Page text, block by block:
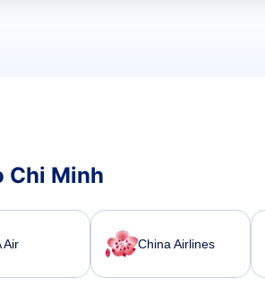
Chi Minh
Air China Airlines